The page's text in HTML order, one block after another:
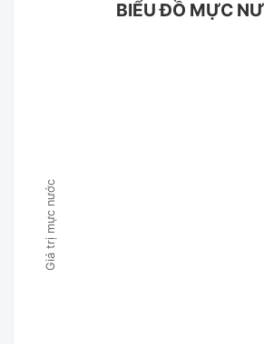
Giá trị mực nước
BIỂU ĐỒ MỰC